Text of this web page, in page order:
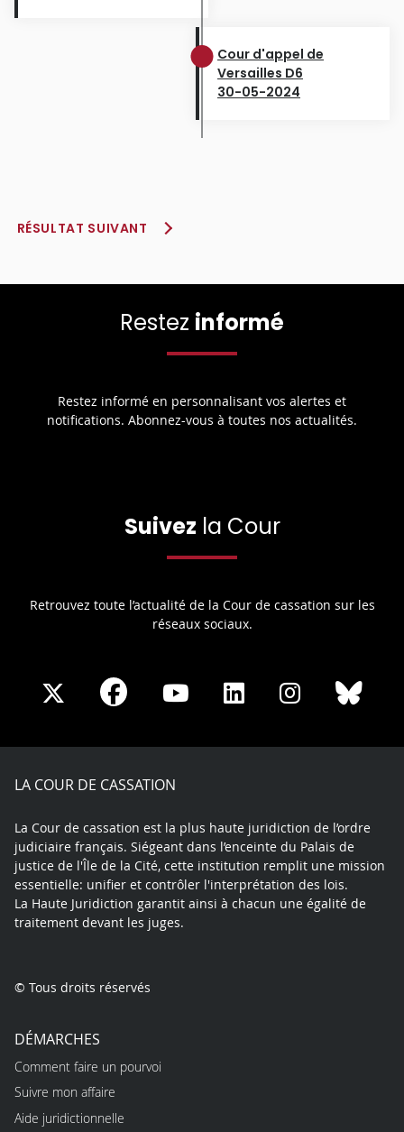
Cour d'appel de
Versailles D6
30-05-2024
RÉSULTAT SUIVANT
Restez informé
Restez informé en personnalisant vos alertes et
notifications. Abonnez-vous à toutes nos actualités.
Suivez la Cour
Retrouvez toute l’actualité de la Cour de cassation sur les
réseaux sociaux.
Share
X
Share
Facebook
Share
Youtube
Share
LinkedIn
Share
Instagram
LA COUR DE CASSATION
La Cour de cassation est la plus haute juridiction de l’ordre
judiciaire français. Siégeant dans l’enceinte du Palais de
justice de l'Île de la Cité, cette institution remplit une mission
essentielle: unifier et contrôler l'interprétation des lois.
La Haute Juridiction garantit ainsi à chacun une égalité de
traitement devant les juges.
© Tous droits réservés
DÉMARCHES
Comment faire un pourvoi
Suivre mon affaire
Aide juridictionnelle